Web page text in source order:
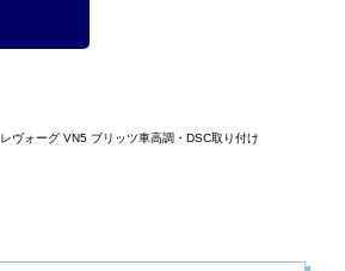
レヴォーグ VN5 ブリッツ車高調・DSC取り付け